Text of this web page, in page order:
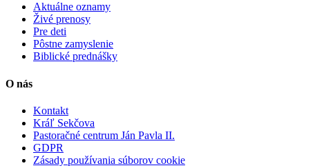
Aktuálne oznamy
Živé prenosy
Pre deti
Pôstne zamyslenie
Biblické prednášky
O nás
Kontakt
Kráľ Sekčova
Pastoračné centrum Ján Pavla II.
GDPR
Zásady používania súborov cookie